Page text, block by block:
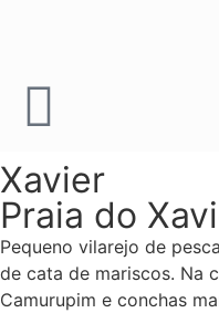
Xavier
Praia do
Pequeno vilarejo de
de cata de mariscos. Na
Camurupim e conchas